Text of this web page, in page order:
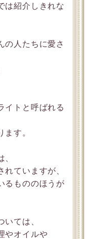
は紹介しきれな
の人たちに愛さ
イトと呼ばれる
ます。
ていますが、
るもののほうが
いては、
やオイルや